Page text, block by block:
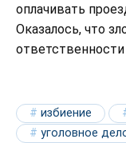
оплачивать
Оказалось, что
избиение
уголовное